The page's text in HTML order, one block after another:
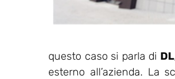
questo caso si parla di
esterno all’azienda. La